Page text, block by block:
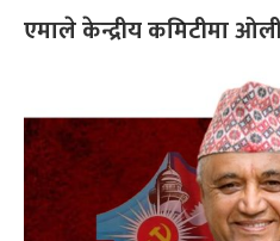
एमाले केन्द्रीय कमिटीमा